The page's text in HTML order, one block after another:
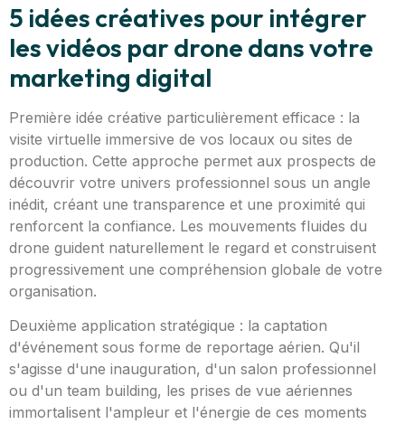
5 idées créatives pour intégrer
les vidéos par drone dans votre
marketing digital
Première idée créative particulièrement efficace : la
visite virtuelle immersive de vos locaux ou sites de
production. Cette approche permet aux prospects de
découvrir votre univers professionnel sous un angle
inédit, créant une transparence et une proximité qui
renforcent la confiance. Les mouvements fluides du
drone guident naturellement le regard et construisent
progressivement une compréhension globale de votre
organisation.
Deuxième application stratégique : la captation
d'événement sous forme de reportage aérien. Qu'il
s'agisse d'une inauguration, d'un salon professionnel
ou d'un team building, les prises de vue aériennes
immortalisent l'ampleur et l'énergie de ces moments